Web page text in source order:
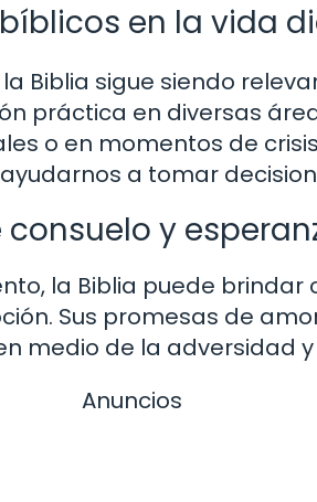
en la vida
Biblia sigue siendo
práctica en diversas
o en momentos de
a tomar
y
la Biblia puede brindar
Sus promesas de
medio de la adversidad
Anuncios